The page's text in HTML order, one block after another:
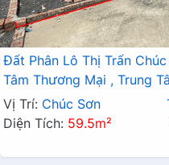
Đất Phân Lô Thị Trấn
Tâm Thương Mại , Trung
Vị Trí: Chúc Sơn
Diện Tích: 59.5m²